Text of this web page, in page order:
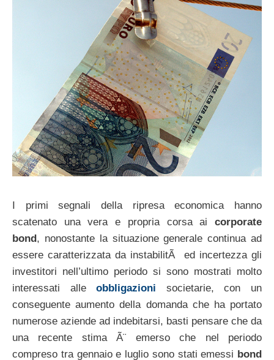
I primi segnali della ripresa economica hanno
scatenato una vera e propria corsa ai corporate
bond, nonostante la situazione generale continua ad
essere caratterizzata da instabilitÃ ed incertezza gli
investitori nell’ultimo periodo si sono mostrati molto
interessati alleobbligazioni societarie, con un
conseguente aumento della domanda che ha portato
numerose aziende ad indebitarsi, basti pensare che da
una recente stima Ã¨ emerso che nel periodo
compreso tra gennaio e luglio sono stati emessi bond